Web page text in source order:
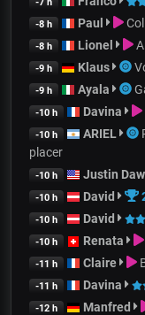
-8 h Paul
-8 h Lionel
-9 h Klaus
-9 h Ayala
-10 h Davina
-10 h ARIEL
placer
-10 h Justin
-10 h David
-10 h David
-10 h Renata
-11 h Claire
-11 h Davina
-12 h Manfred